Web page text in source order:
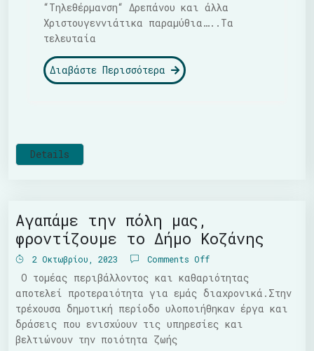
“Τηλεθέρμανση“ Δρεπάνου και άλλα
Χριστουγεννιάτικα παραμύθια…..Τα
τελευταία
Διαβάστε Περισσότερα
Details
Αγαπάμε την πόλη μας,
φροντίζουμε το Δήμο Κοζάνης
2 Οκτωβρίου, 2023 Comments Off
Ο τομέας περιβάλλοντος και καθαριότητας
αποτελεί προτεραιότητα για εμάς διαχρονικά.Στην
τρέχουσα δημοτική περίοδο υλοποιήθηκαν έργα και
δράσεις που ενισχύουν τις υπηρεσίες και
βελτιώνουν την ποιότητα ζωής